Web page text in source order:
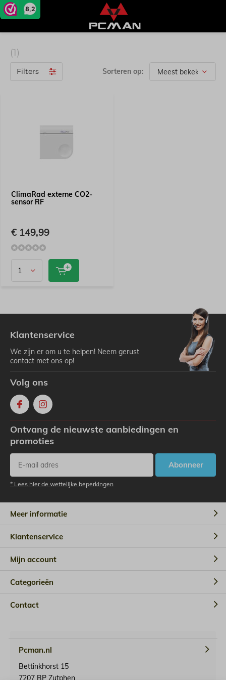
8,2
(1)
Filters Sorteren op:
ClimaRad externe CO2-
sensor RF
€ 149,99
Klantenservice
We zijn er om u te helpen! Neem gerust
contact met ons op!
Volg ons
Ontvang de nieuwste aanbiedingen en
promoties
Abonneer
* Lees hier de wettelijke beperkingen
Meer informatie
Klantenservice
Mijn account
Categorieën
Contact
Pcman.nl
Bettinkhorst 15
7207 BP Zutphen